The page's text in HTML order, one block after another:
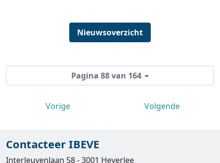
Nieuwsoverzicht
Pagina 88 van 164
Vorige Volgende
Contacteer IBEVE
Interleuvenlaan 58 - 3001 Heverlee